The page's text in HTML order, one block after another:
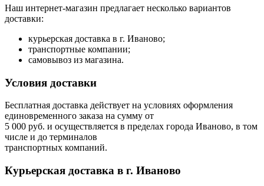
Наш интернет-магазин предлагает несколько вариантов
доставки:
курьерская доставка в г. Иваново;
транспортные компании;
самовывоз из магазина.
Условия доставки
Бесплатная доставка действует на условиях оформления
единовременного заказа на сумму от
5 000 руб. и осуществляется в пределах города Иваново, в том
числе и до терминалов
транспортных компаний.
Курьерская доставка в г. Иваново